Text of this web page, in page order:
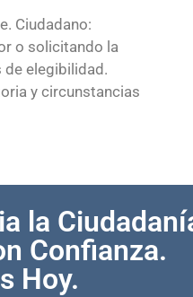
Ciudadano:
o solicitando la
de elegibilidad.
y circunstancias
la
Confianza.
Hoy.